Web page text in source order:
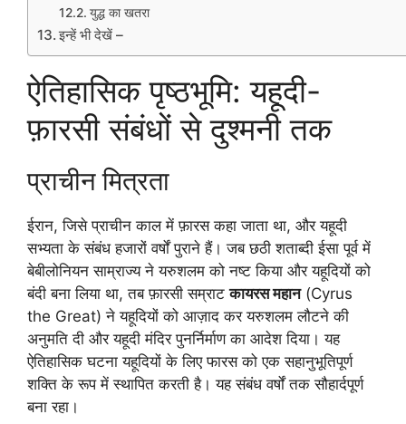
युद्ध का खतरा
इन्हें भी देखें –
ऐतिहासिक पृष्ठभूमि: यहूदी-
फ़ारसी संबंधों से दुश्मनी तक
प्राचीन मित्रता
ईरान, जिसे प्राचीन काल में फ़ारस कहा जाता था, और यहूदी
सभ्यता के संबंध हजारों वर्षों पुराने हैं। जब छठी शताब्दी ईसा पूर्व में
बेबीलोनियन साम्राज्य ने यरुशलम को नष्ट किया और यहूदियों को
बंदी बना लिया था, तब फ़ारसी सम्राटकायरस महान(Cyrus
the Great) ने यहूदियों को आज़ाद कर यरुशलम लौटने की
अनुमति दी और यहूदी मंदिर पुनर्निर्माण का आदेश दिया। यह
ऐतिहासिक घटना यहूदियों के लिए फारस को एक सहानुभूतिपूर्ण
शक्ति के रूप में स्थापित करती है। यह संबंध वर्षों तक सौहार्दपूर्ण
बना रहा।